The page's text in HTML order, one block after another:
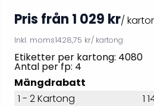
Pris från 1 029 kr/
Inkl. moms1428,75 kr/ kartong
Etiketter per kartong: 4080
Antal per fp: 4
Mängdrabatt
1 - 2 Kartong
1